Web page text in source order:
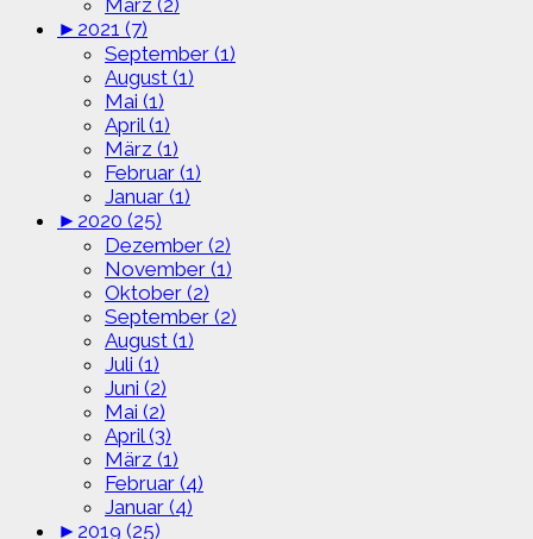
► 2021 (7)
September (1)
August (1)
Mai (1)
April (1)
März (1)
Februar (1)
Januar (1)
► 2020 (25)
Dezember (2)
November (1)
Oktober (2)
September (2)
August (1)
Juli (1)
Juni (2)
Mai (2)
April (3)
März (1)
Februar (4)
Januar (4)
► 2019 (25)